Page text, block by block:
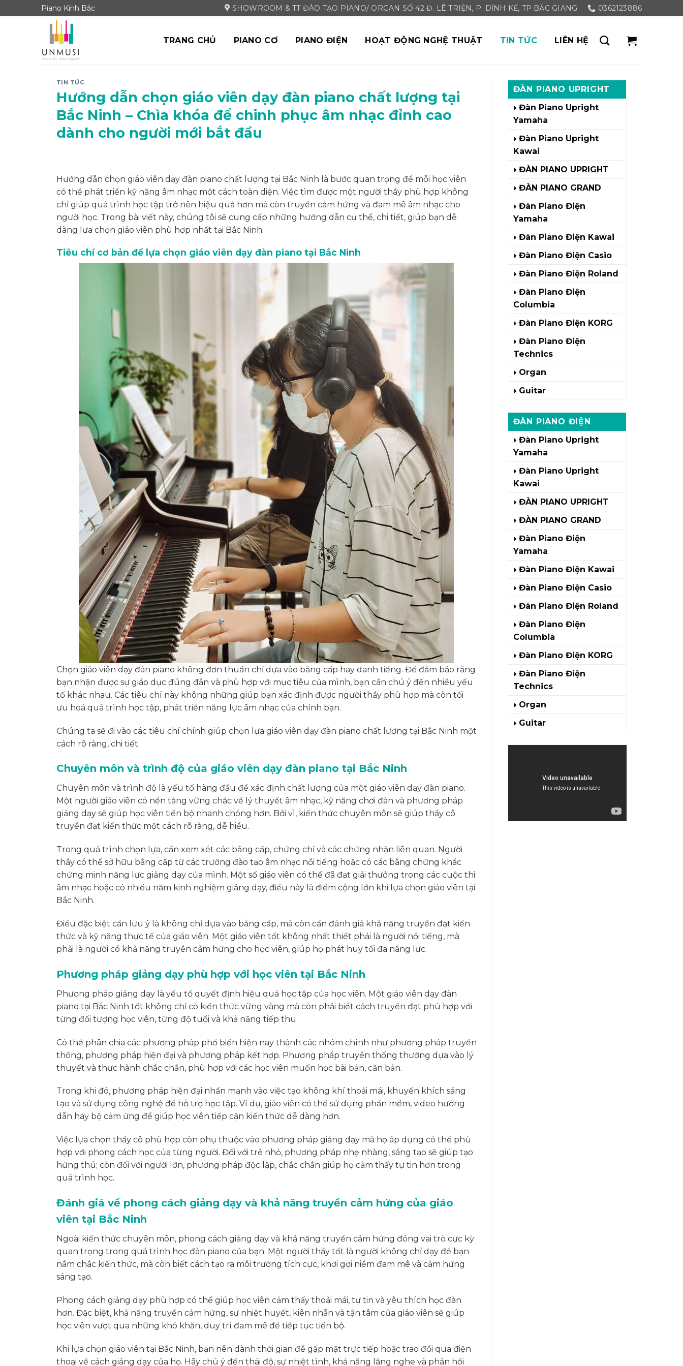
to
Piano Kinh Bắc SHOWROOM & TT ĐÀO TẠO PIANO/ ORGAN SỐ 42 Đ. LÊ TRIỆN, P. DĨNH KẾ, TP BẮC GIANG 0362123886
TRANG CHỦ PIANO CƠ PIANO ĐIỆN HOẠT ĐỘNG NGHỆ THUẬT TIN TỨC LIÊN HỆ
TIN TỨC
Hướng dẫn chọn giáo viên dạy đàn piano chất lượng tại
Bắc Ninh – Chìa khóa để chinh phục âm nhạc đỉnh cao
dành cho người mới bắt đầu
Hướng dẫn chọn giáo viên dạy đàn piano chất lượng tại Bắc Ninh là bước quan trọng để mỗi học viên
có thể phát triển kỹ năng âm nhạc một cách toàn diện. Việc tìm được một người thầy phù hợp không
chỉ giúp quá trình học tập trở nên hiệu quả hơn mà còn truyền cảm hứng và đam mê âm nhạc cho
người học. Trong bài viết này, chúng tôi sẽ cung cấp những hướng dẫn cụ thể, chi tiết, giúp bạn dễ
dàng lựa chọn giáo viên phù hợp nhất tại Bắc Ninh.
Tiêu chí cơ bản để lựa chọn giáo viên dạy đàn piano tại Bắc Ninh
Chọn giáo viên dạy đàn piano không đơn thuần chỉ dựa vào bằng cấp hay danh tiếng. Để đảm bảo rằng
bạn nhận được sự giáo dục đúng đắn và phù hợp với mục tiêu của mình, bạn cần chú ý đến nhiều yếu
tố khác nhau. Các tiêu chí này không những giúp bạn xác định được người thầy phù hợp mà còn tối
ưu hoá quá trình học tập, phát triển năng lực âm nhạc của chính bạn.
Chúng ta sẽ đi vào các tiêu chí chính giúp chọn lựa giáo viên dạy đàn piano chất lượng tại Bắc Ninh một
cách rõ ràng, chi tiết.
Chuyên môn và trình độ của giáo viên dạy đàn piano tại Bắc Ninh
Chuyên môn và trình độ là yếu tố hàng đầu để xác định chất lượng của một giáo viên dạy đàn piano.
Một người giáo viên có nền tảng vững chắc về lý thuyết âm nhạc, kỹ năng chơi đàn và phương pháp
giảng dạy sẽ giúp học viên tiến bộ nhanh chóng hơn. Bởi vì, kiến thức chuyên môn sẽ giúp thầy cô
truyền đạt kiến thức một cách rõ ràng, dễ hiểu.
Trong quá trình chọn lựa, cần xem xét các bằng cấp, chứng chỉ và các chứng nhận liên quan. Người
thầy có thể sở hữu bằng cấp từ các trường đào tạo âm nhạc nổi tiếng hoặc có các bằng chứng khác
chứng minh năng lực giảng dạy của mình. Một số giáo viên có thể đã đạt giải thưởng trong các cuộc thi
âm nhạc hoặc có nhiều năm kinh nghiệm giảng dạy, điều này là điểm cộng lớn khi lựa chọn giáo viên tại
Bắc Ninh.
Điều đặc biệt cần lưu ý là không chỉ dựa vào bằng cấp, mà còn cần đánh giá khả năng truyền đạt kiến
thức và kỹ năng thực tế của giáo viên. Một giáo viên tốt không nhất thiết phải là người nổi tiếng, mà
phải là người có khả năng truyền cảm hứng cho học viên, giúp họ phát huy tối đa năng lực.
Phương pháp giảng dạy phù hợp với học viên tại Bắc Ninh
Phương pháp giảng dạy là yếu tố quyết định hiệu quả học tập của học viên. Một giáo viên dạy đàn
piano tại Bắc Ninh tốt không chỉ có kiến thức vững vàng mà còn phải biết cách truyền đạt phù hợp với
từng đối tượng học viên, từng độ tuổi và khả năng tiếp thu.
Có thể phân chia các phương pháp phổ biến hiện nay thành các nhóm chính như phương pháp truyền
thống, phương pháp hiện đại và phương pháp kết hợp. Phương pháp truyền thống thường dựa vào lý
thuyết và thực hành chắc chắn, phù hợp với các học viên muốn học bài bản, căn bản.
Trong khi đó, phương pháp hiện đại nhấn mạnh vào việc tạo không khí thoải mái, khuyến khích sáng
tạo và sử dụng công nghệ để hỗ trợ học tập. Ví dụ, giáo viên có thể sử dụng phần mềm, video hướng
dẫn hay bộ cảm ứng để giúp học viên tiếp cận kiến thức dễ dàng hơn.
Việc lựa chọn thầy cô phù hợp còn phụ thuộc vào phương pháp giảng dạy mà họ áp dụng có thể phù
hợp với phong cách học của từng người. Đối với trẻ nhỏ, phương pháp nhẹ nhàng, sáng tạo sẽ giúp tạo
hứng thú; còn đối với người lớn, phương pháp độc lập, chắc chắn giúp họ cảm thấy tự tin hơn trong
quá trình học.
Đánh giá về phong cách giảng dạy và khả năng truyền cảm hứng của giáo
viên tại Bắc Ninh
Ngoài kiến thức chuyên môn, phong cách giảng dạy và khả năng truyền cảm hứng đóng vai trò cực kỳ
quan trọng trong quá trình học đàn piano của bạn. Một người thầy tốt là người không chỉ dạy để bạn
nắm chắc kiến thức, mà còn biết cách tạo ra môi trường tích cực, khơi gợi niềm đam mê và cảm hứng
sáng tạo.
Phong cách giảng dạy phù hợp có thể giúp học viên cảm thấy thoải mái, tự tin và yêu thích học đàn
hơn. Đặc biệt, khả năng truyền cảm hứng, sự nhiệt huyết, kiên nhẫn và tận tâm của giáo viên sẽ giúp
học viên vượt qua những khó khăn, duy trì đam mê để tiếp tục tiến bộ.
Khi lựa chọn giáo viên tại Bắc Ninh, bạn nên dành thời gian để gặp mặt trực tiếp hoặc trao đổi qua điện
thoại về cách giảng dạy của họ. Hãy chú ý đến thái độ, sự nhiệt tình, khả năng lắng nghe và phản hồi
ĐÀN PIANO UPRIGHT
Đàn Piano Upright
Yamaha
Đàn Piano Upright
Kawai
ĐÀN PIANO UPRIGHT
ĐÀN PIANO GRAND
Đàn Piano Điện
Yamaha
Đàn Piano Điện Kawai
Đàn Piano Điện Casio
Đàn Piano Điện Roland
Đàn Piano Điện
Columbia
Đàn Piano Điện KORG
Đàn Piano Điện
Technics
Organ
Guitar
ĐÀN PIANO ĐIỆN
Đàn Piano Upright
Yamaha
Đàn Piano Upright
Kawai
ĐÀN PIANO UPRIGHT
ĐÀN PIANO GRAND
Đàn Piano Điện
Yamaha
Đàn Piano Điện Kawai
Đàn Piano Điện Casio
Đàn Piano Điện Roland
Đàn Piano Điện
Columbia
Đàn Piano Điện KORG
Đàn Piano Điện
Technics
Organ
Guitar